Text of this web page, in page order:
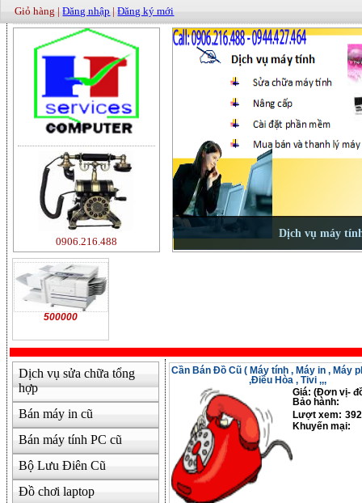
Giỏ hàng |Đăng nhập |Đăng ký mới
0906.216.488
500000
Dịch vụ sửa chữa tổng
hợp
Bán máy in cũ
Bán máy tính PC cũ
Bộ Lưu Điên Cũ
Đồ chơi laptop
Cần Bán Đồ Cũ ( Máy tính , Máy in , Máy
,Điều Hòa , Tivi ,,,
Giá: (Đơn vị-
Bảo hành:
Lượt xem:
Khuyến mại: